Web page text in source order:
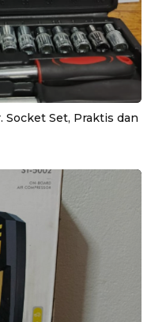
Socket Set, Praktis dan